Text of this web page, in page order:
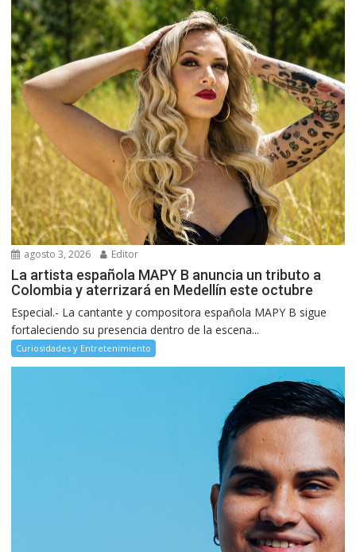
agosto 3, 2026 Editor
La artista española MAPY B anuncia un tributo a
Colombia y aterrizará en Medellín este octubre
Especial.- La cantante y compositora española MAPY B sigue
fortaleciendo su presencia dentro de la escena...
Curiosidades y Entretenimiento